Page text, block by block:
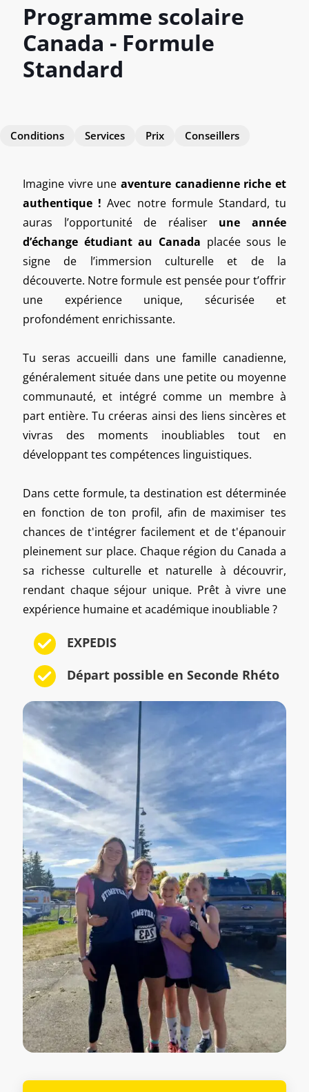
Programme scolaire
Canada - Formule
Standard
Conditions Services Prix Conseillers
Imagine vivre une aventure canadienne riche et
authentique ! Avec notre formule Standard, tu
auras l’opportunité de réaliser une année
d’échange étudiant au Canada placée sous le
signe de l’immersion culturelle et de la
découverte. Notre formule est pensée pour t’offrir
une expérience unique, sécurisée et
profondément enrichissante.
Tu seras accueilli dans une famille canadienne,
généralement située dans une petite ou moyenne
communauté, et intégré comme un membre à
part entière. Tu créeras ainsi des liens sincères et
vivras des moments inoubliables tout en
développant tes compétences linguistiques.
Dans cette formule, ta destination est déterminée
en fonction de ton profil, afin de maximiser tes
chances de t'intégrer facilement et de t'épanouir
pleinement sur place. Chaque région du Canada a
sa richesse culturelle et naturelle à découvrir,
rendant chaque séjour unique. Prêt à vivre une
expérience humaine et académique inoubliable ?
EXPEDIS
Départ possible en Seconde Rhéto